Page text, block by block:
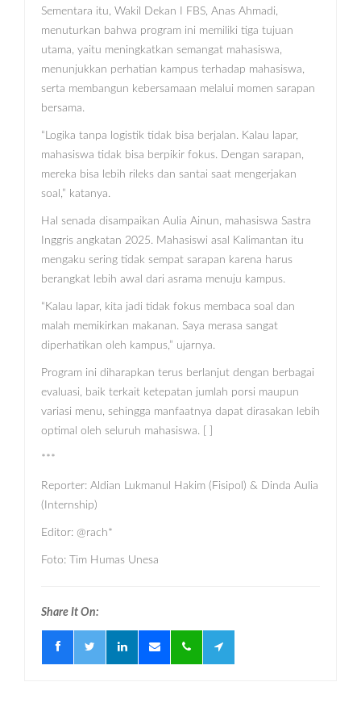
Sementara itu, Wakil Dekan I FBS, Anas Ahmadi,
menuturkan bahwa program ini memiliki tiga tujuan
utama, yaitu meningkatkan semangat mahasiswa,
menunjukkan perhatian kampus terhadap mahasiswa,
serta membangun kebersamaan melalui momen sarapan
bersama.
“Logika tanpa logistik tidak bisa berjalan. Kalau lapar,
mahasiswa tidak bisa berpikir fokus. Dengan sarapan,
mereka bisa lebih rileks dan santai saat mengerjakan
soal,” katanya.
Hal senada disampaikan Aulia Ainun, mahasiswa Sastra
Inggris angkatan 2025. Mahasiswi asal Kalimantan itu
mengaku sering tidak sempat sarapan karena harus
berangkat lebih awal dari asrama menuju kampus.
“Kalau lapar, kita jadi tidak fokus membaca soal dan
malah memikirkan makanan. Saya merasa sangat
diperhatikan oleh kampus,” ujarnya.
Program ini diharapkan terus berlanjut dengan berbagai
evaluasi, baik terkait ketepatan jumlah porsi maupun
variasi menu, sehingga manfaatnya dapat dirasakan lebih
optimal oleh seluruh mahasiswa. [ ]
***
Reporter: Aldian Lukmanul Hakim (Fisipol) & Dinda Aulia
(Internship)
Editor: @rach*
Foto: Tim Humas Unesa
Share It On: